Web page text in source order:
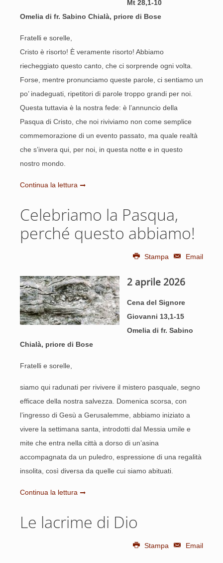
Mt 28,1-10
Omelia di fr. Sabino Chialà, priore di Bose
Fratelli e sorelle,
Cristo è risorto! È veramente risorto! Abbiamo
riecheggiato questo canto, che ci sorprende ogni volta.
Forse, mentre pronunciamo queste parole, ci sentiamo un
po’ inadeguati, ripetitori di parole troppo grandi per noi.
Questa tuttavia è la nostra fede: è l’annuncio della
Pasqua di Cristo, che noi riviviamo non come semplice
commemorazione di un evento passato, ma quale realtà
che s’invera qui, per noi, in questa notte e in questo
nostro mondo.
Continua la lettura
Celebriamo la Pasqua,
perché questo abbiamo!
Stampa Email
2 aprile 2026
Cena del Signore
Giovanni 13,1-15
Omelia di fr. Sabino
Chialà, priore di Bose
Fratelli e sorelle,
siamo qui radunati per rivivere il mistero pasquale, segno
efficace della nostra salvezza. Domenica scorsa, con
l’ingresso di Gesù a Gerusalemme, abbiamo iniziato a
vivere la settimana santa, introdotti dal Messia umile e
mite che entra nella città a dorso di un’asina
accompagnata da un puledro, espressione di una regalità
insolita, così diversa da quelle cui siamo abituati.
Continua la lettura
Le lacrime di Dio
Stampa Email